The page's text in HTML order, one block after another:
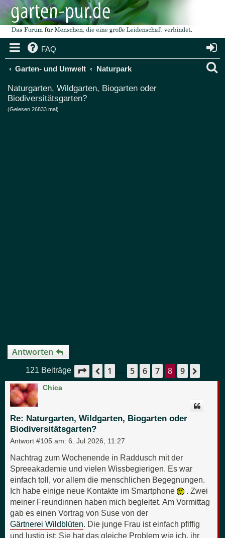
FAQ
Garten- und Umwelt Naturpark
Naturgarten, Wildgarten, Biogarten oder
Biodiversitätsgarten?
(Gelesen 26833 mal)
Antworten
121 Beiträge Seite 8 von 9
Vorherige
1 … 5 6 7 8 9
Chica
Re: Naturgarten, Wildgarten, Biogarten oder
Biodiversitätsgarten?
Antwort #105 am: 6. Jul 2026, 11:27
Nachtrag zum Wochenende in Raddusch mit der
Spreeakademie und vielen Wissbegierigen. Es war
einfach toll, vor allem die menschlichen Begegnungen.
Ich habe einige neue Kontakte im Smartphone
. Zwei
meiner Freundinnen haben mich begleitet. Am Vormittag
gab es einen Vortrag von Suse von der
Gärtnerei Wildblüten. Die junge Frau ist einfach pfiffig
und lustig ist: Sie hat das gleiche Problem wie ich, ihr